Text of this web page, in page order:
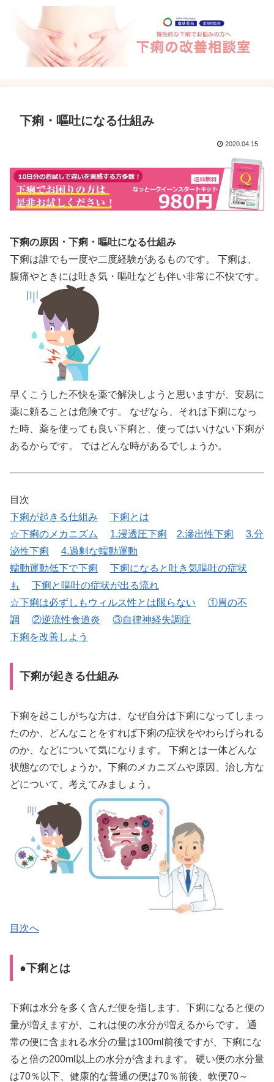
下痢・嘔吐になる仕組み
2020.04.15
下痢の原因・下痢・嘔吐になる仕組み
下痢は誰でも一度や二度経験があるものです。 下痢は、
腹痛やときには吐き気・嘔吐なども伴い非常に不快です。
早くこうした不快を薬で解決しようと思いますが、安易に
薬に頼ることは危険です。 なぜなら、それは下痢になっ
た時、薬を使っても良い下痢と、使ってはいけない下痢が
あるからです。 ではどんな時があるでしょうか。
目次
下痢が起きる仕組み
下痢とは
☆下痢のメカニズム
1.浸透圧下痢 2.滲出性下痢
3.分
泌性下痢
4.過剰な蠕動運動
蠕動運動低下で下痢
下痢になると吐き気嘔吐の症状
も
下痢と嘔吐の症状が出る流れ
☆下痢は必ずしもウィルス性とは限らない
①胃の不
調
②逆流性食道炎
③自律神経失調症
下痢を改善しよう
下痢が起きる仕組み
下痢を起こしがちな方は、なぜ自分は下痢になってしまっ
たのか、どんなことをすれば下痢の症状をやわらげられる
のか、などについて気になります。 下痢とは一体どんな
状態なのでしょうか。下痢のメカニズムや原因、治し方な
どについて、考えてみましょう。
目次へ
●下痢とは
下痢は水分を多く含んだ便を指します。下痢になると便の
量が増えますが、これは便の水分が増えるからです。 通
常の便に含まれる水分の量は100ml前後ですが、下痢にな
ると倍の200ml以上の水分が含まれます。 硬い便の水分量
は70％以下、健康的な普通の便は70％前後、軟便70～